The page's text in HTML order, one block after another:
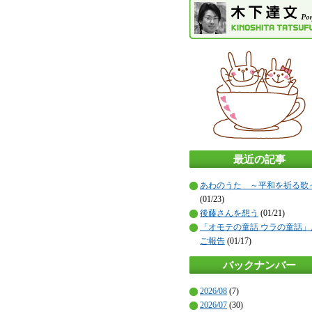
最近の記事
あわのうた ～平和を祈る歌
(01/23)
後藤さんを想う (01/21)
「オモテの童話 ウラの童話
ご報告 (01/17)
バックナンバー
2026/08 (7)
2026/07 (30)